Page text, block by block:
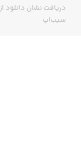
دریافت نشان دانلود از
سیب‌اپ